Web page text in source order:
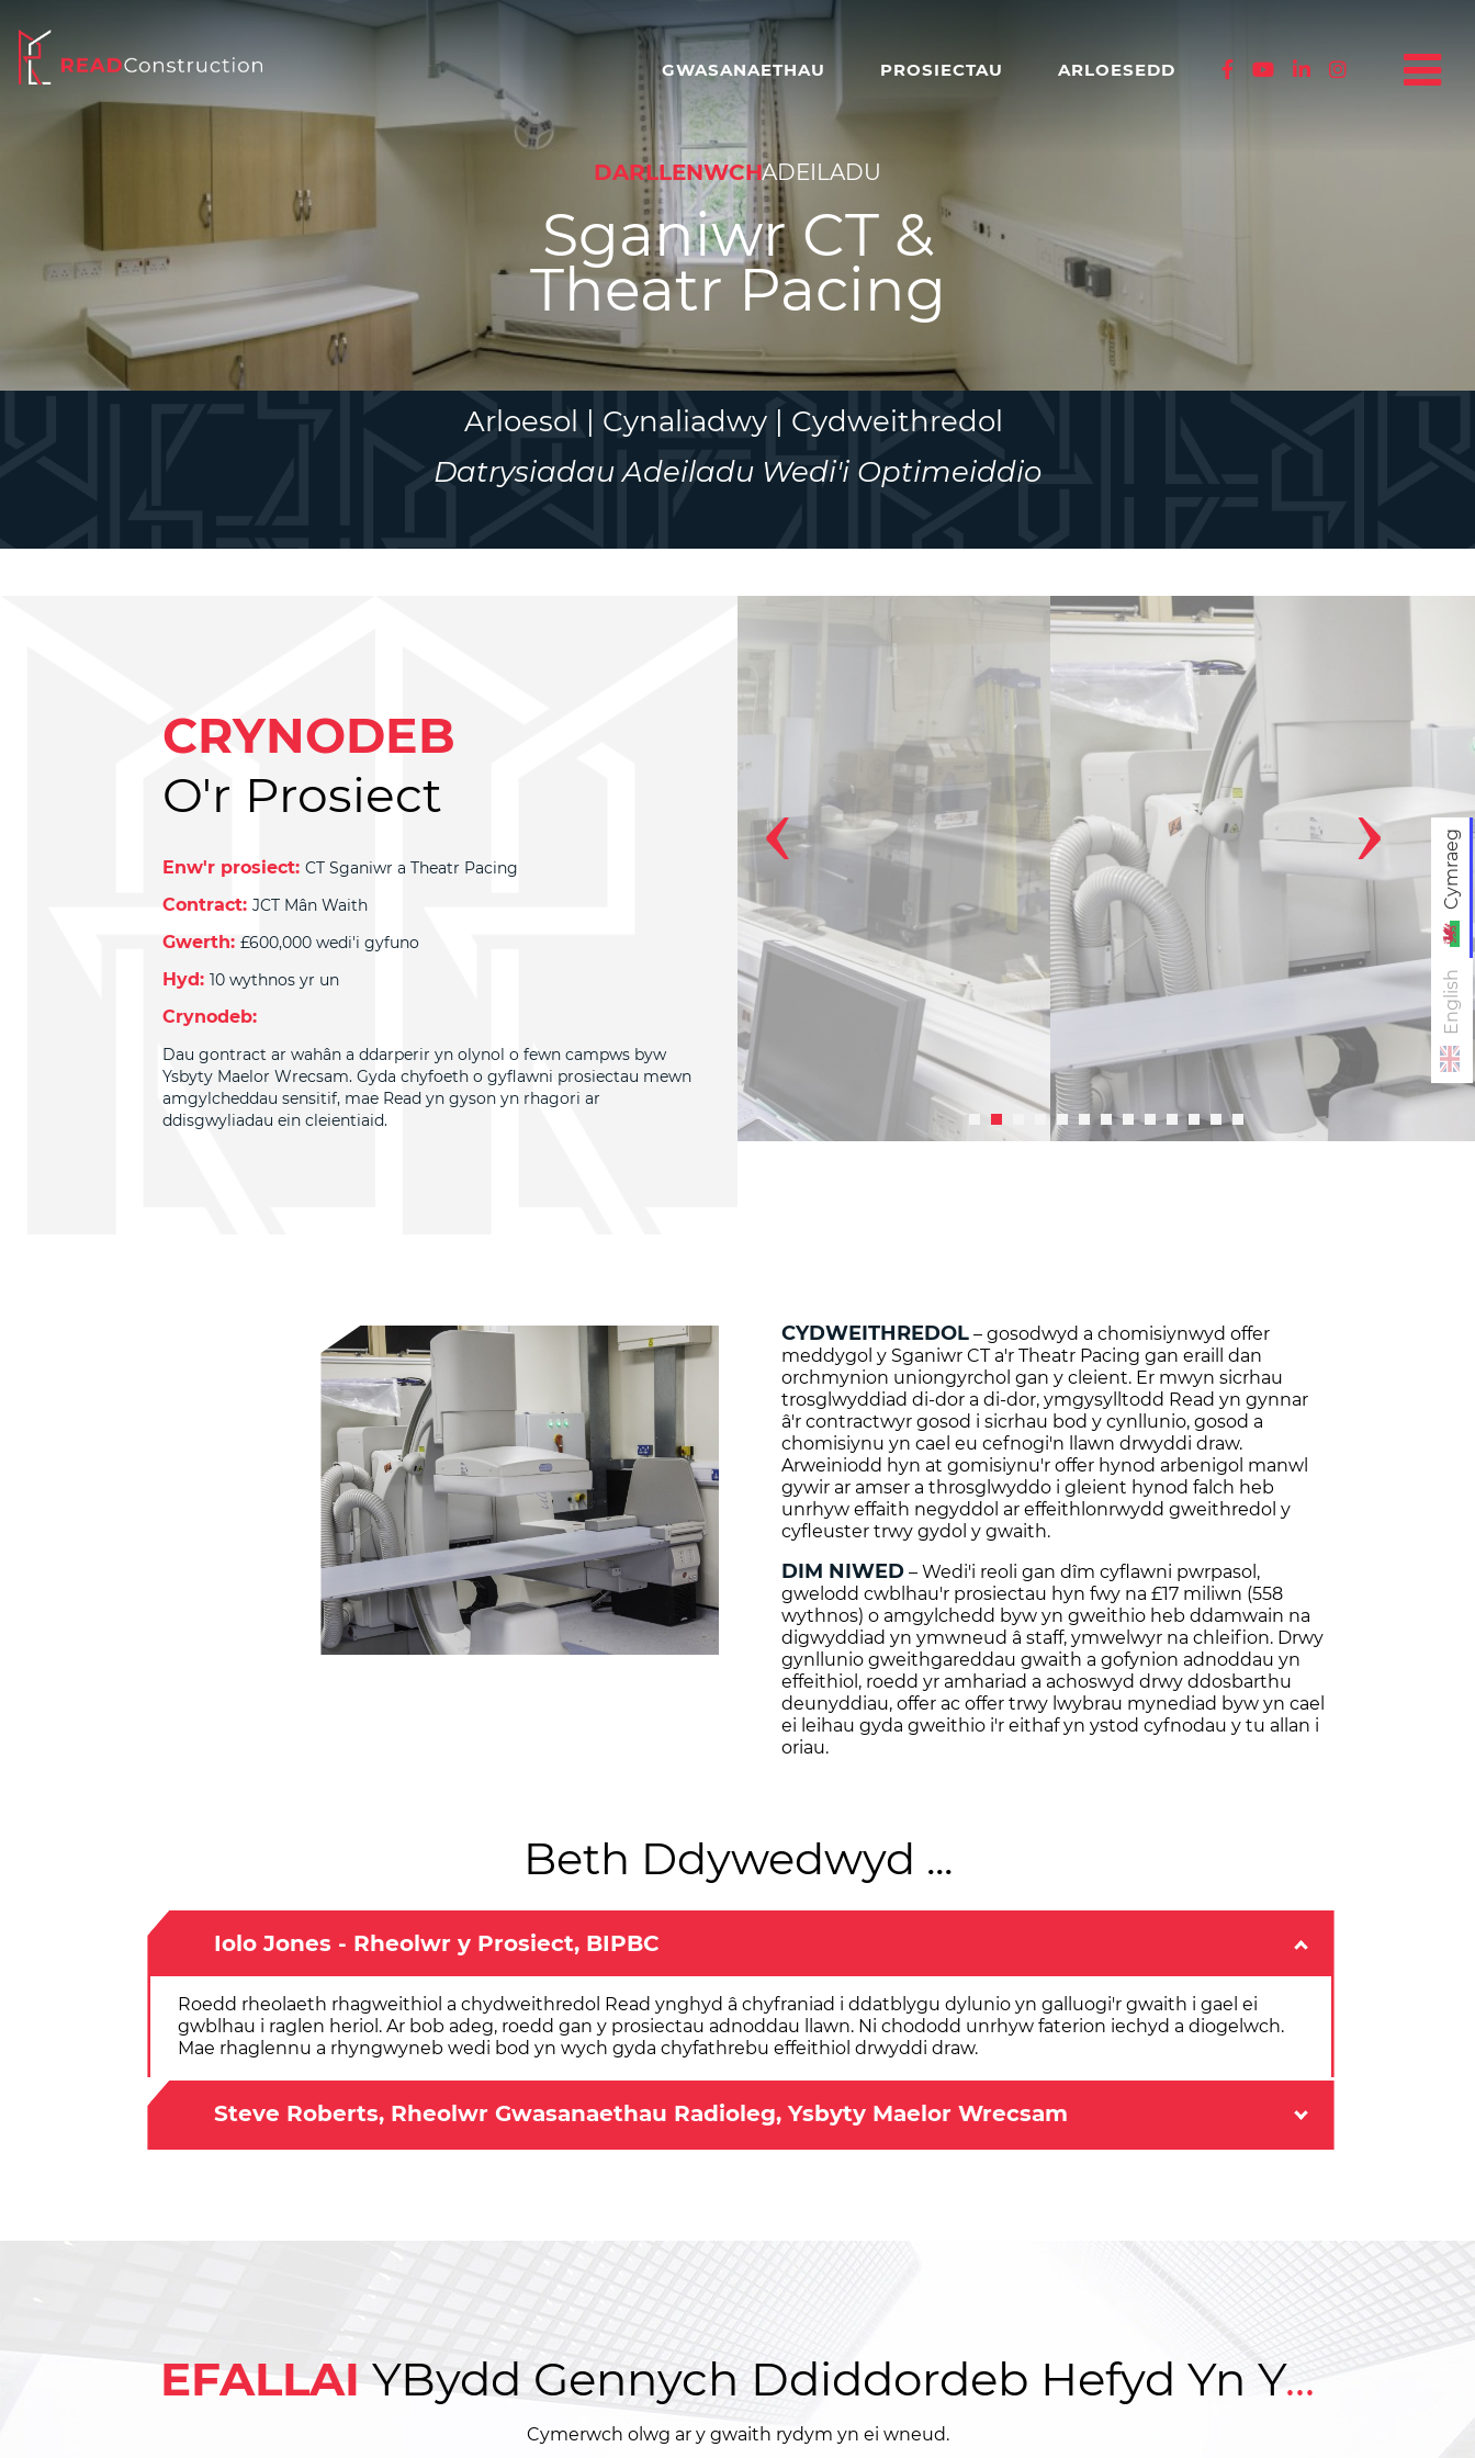
English
Cymraeg
GWASANAETHAU PROSIECTAU ARLOESEDD
DARLLENWCHADEILADU
Sganiwr CT &
Theatr Pacing
Arloesol | Cynaliadwy | Cydweithredol
Datrysiadau Adeiladu Wedi'i Optimeiddio
CRYNODEB
O'r Prosiect
Enw'r prosiect: CT Sganiwr a Theatr Pacing
Contract: JCT Mân Waith
Gwerth: £600,000 wedi'i gyfuno
Hyd: 10 wythnos yr un
Crynodeb:
Dau gontract ar wahân a ddarperir yn olynol o fewn campws byw
Ysbyty Maelor Wrecsam. Gyda chyfoeth o gyflawni prosiectau mewn
amgylcheddau sensitif, mae Read yn gyson yn rhagori ar
ddisgwyliadau ein cleientiaid.
‹ ›
CYDWEITHREDOL – gosodwyd a chomisiynwyd offer
meddygol y Sganiwr CT a'r Theatr Pacing gan eraill dan
orchmynion uniongyrchol gan y cleient. Er mwyn sicrhau
trosglwyddiad di-dor a di-dor, ymgysylltodd Read yn gynnar
â'r contractwyr gosod i sicrhau bod y cynllunio, gosod a
chomisiynu yn cael eu cefnogi'n llawn drwyddi draw.
Arweiniodd hyn at gomisiynu'r offer hynod arbenigol manwl
gywir ar amser a throsglwyddo i gleient hynod falch heb
unrhyw effaith negyddol ar effeithlonrwydd gweithredol y
cyfleuster trwy gydol y gwaith.
DIM NIWED – Wedi'i reoli gan dîm cyflawni pwrpasol,
gwelodd cwblhau'r prosiectau hyn fwy na £17 miliwn (558
wythnos) o amgylchedd byw yn gweithio heb ddamwain na
digwyddiad yn ymwneud â staff, ymwelwyr na chleifion. Drwy
gynllunio gweithgareddau gwaith a gofynion adnoddau yn
effeithiol, roedd yr amhariad a achoswyd drwy ddosbarthu
deunyddiau, offer ac offer trwy lwybrau mynediad byw yn cael
ei leihau gyda gweithio i'r eithaf yn ystod cyfnodau y tu allan i
oriau.
Beth Ddywedwyd ...
Iolo Jones - Rheolwr y Prosiect, BIPBC
Roedd rheolaeth rhagweithiol a chydweithredol Read ynghyd â chyfraniad i ddatblygu dylunio yn galluogi'r gwaith i gael ei
gwblhau i raglen heriol. Ar bob adeg, roedd gan y prosiectau adnoddau llawn. Ni chododd unrhyw faterion iechyd a diogelwch.
Mae rhaglennu a rhyngwyneb wedi bod yn wych gyda chyfathrebu effeithiol drwyddi draw.
Steve Roberts, Rheolwr Gwasanaethau Radioleg, Ysbyty Maelor Wrecsam
EFALLAIYBydd Gennych Ddiddordeb Hefyd Yn Y...
Cymerwch olwg ar y gwaith rydym yn ei wneud.